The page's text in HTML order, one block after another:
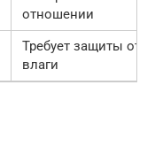
отношении
Требует защиты от
влаги